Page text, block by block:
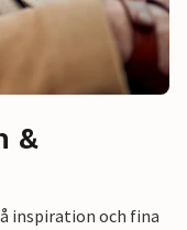
&
inspiration och fina